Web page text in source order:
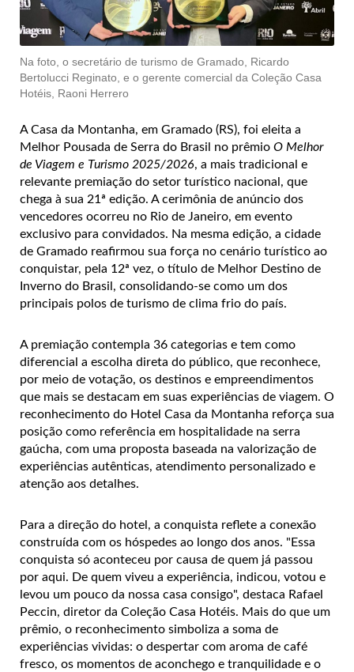
Na foto, o secretário de turismo de Gramado, Ricardo
Bertolucci Reginato, e o gerente comercial da Coleção Casa
Hotéis, Raoni Herrero
A Casa da Montanha, em Gramado (RS), foi eleita a
Melhor Pousada de Serra do Brasil no prêmio O Melhor
de Viagem e Turismo 2025/2026, a mais tradicional e
relevante premiação do setor turístico nacional, que
chega à sua 21ª edição. A cerimônia de anúncio dos
vencedores ocorreu no Rio de Janeiro, em evento
exclusivo para convidados. Na mesma edição, a cidade
de Gramado reafirmou sua força no cenário turístico ao
conquistar, pela 12ª vez, o título de Melhor Destino de
Inverno do Brasil, consolidando-se como um dos
principais polos de turismo de clima frio do país.
A premiação contempla 36 categorias e tem como
diferencial a escolha direta do público, que reconhece,
por meio de votação, os destinos e empreendimentos
que mais se destacam em suas experiências de viagem. O
reconhecimento do Hotel Casa da Montanha reforça sua
posição como referência em hospitalidade na serra
gaúcha, com uma proposta baseada na valorização de
experiências autênticas, atendimento personalizado e
atenção aos detalhes.
Para a direção do hotel, a conquista reflete a conexão
construída com os hóspedes ao longo dos anos. "Essa
conquista só aconteceu por causa de quem já passou
por aqui. De quem viveu a experiência, indicou, votou e
levou um pouco da nossa casa consigo", destaca Rafael
Peccin, diretor da Coleção Casa Hotéis. Mais do que um
prêmio, o reconhecimento simboliza a soma de
experiências vividas: o despertar com aroma de café
fresco, os momentos de aconchego e tranquilidade e o